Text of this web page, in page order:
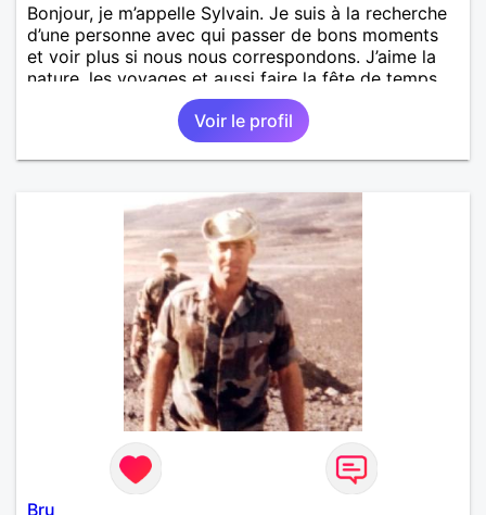
Bonjour, je m’appelle Sylvain. Je suis à la recherche
d’une personne avec qui passer de bons moments
et voir plus si nous nous correspondons. J’aime la
nature, les voyages et aussi faire la fête de temps
en temps ;-)Je suis papa d’un petit garçon de 7 ans
dont je m’occupe en garde alternée. J’aime à peu
près tous les styles de musique. (Oui je suis pas
trop fan de Jul). Je fais du sport pour garder la
pense en tout cas 😂)
Voir le profil
Bru